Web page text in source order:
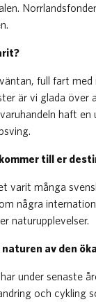
full fart
är vi glada över
haft
till er
varit många
några
naturupplevelser.
av den
under senaste
och cykling